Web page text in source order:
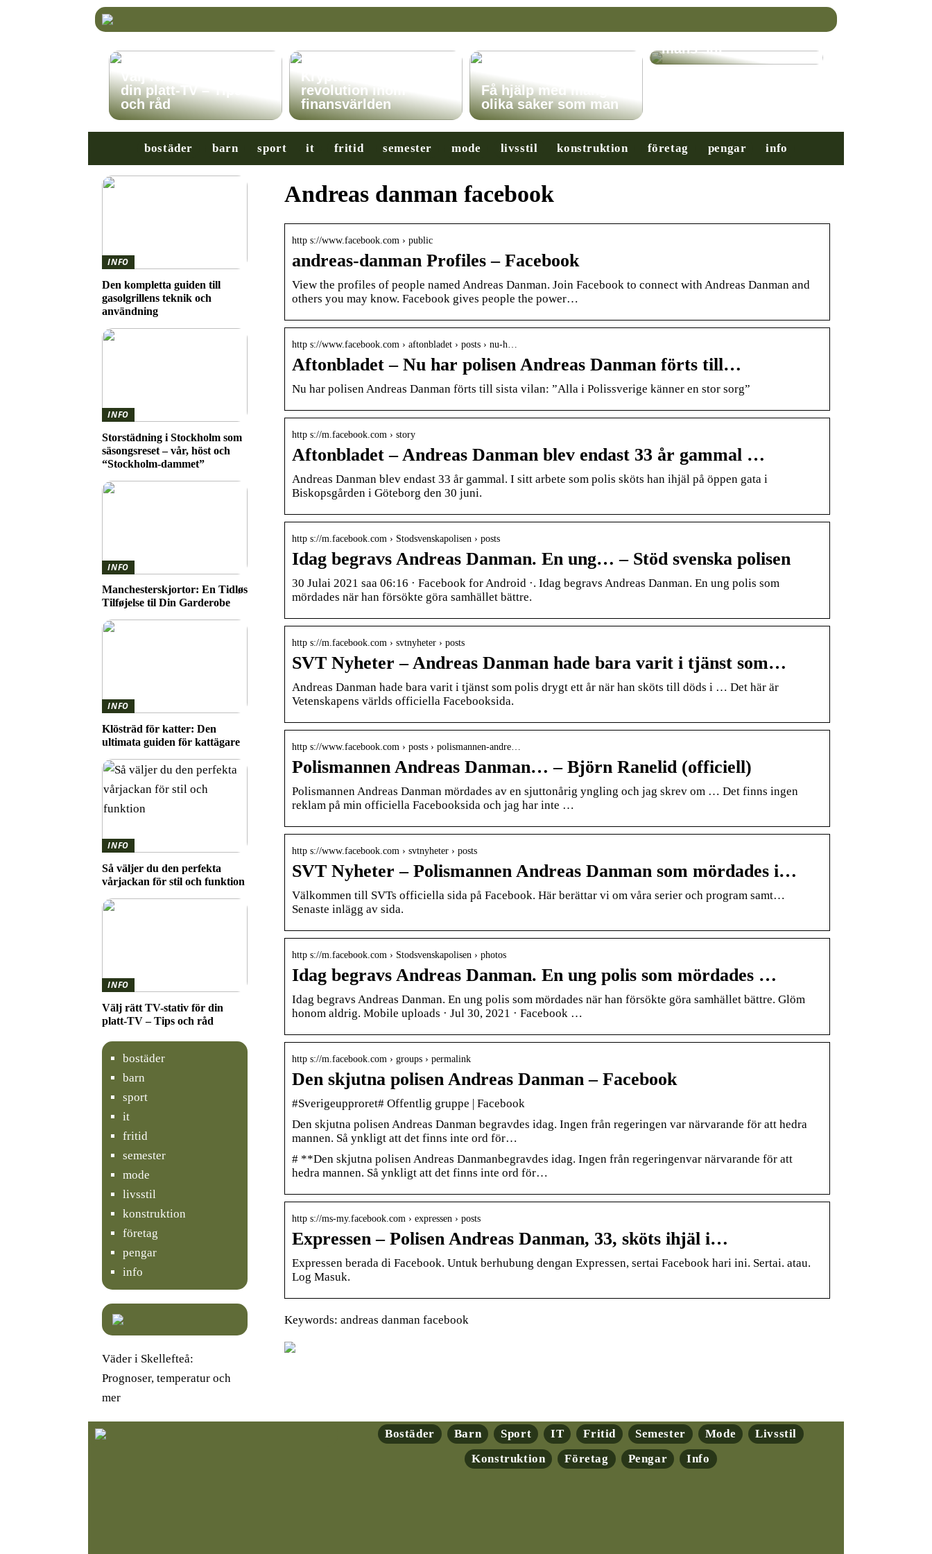
Välj rätt TV-stativ för
din platt-TV – Tips
och råd
Kryptovalutor: En
revolution inom
finansvärlden
Få hjälp med många
olika saker som man
Nybörjarguiden till
mäns stil
bostäder barn sport it fritid semester mode livsstil konstruktion företag pengar info
Andreas danman facebook
http s://www.facebook.com › public
andreas-danman Profiles – Facebook
View the profiles of people named Andreas Danman. Join Facebook to connect with Andreas Danman and
others you may know. Facebook gives people the power…
http s://www.facebook.com › aftonbladet › posts › nu-h…
Aftonbladet – Nu har polisen Andreas Danman förts till…
Nu har polisen Andreas Danman förts till sista vilan: ”Alla i Polissverige känner en stor sorg”
http s://m.facebook.com › story
Aftonbladet – Andreas Danman blev endast 33 år gammal …
Andreas Danman blev endast 33 år gammal. I sitt arbete som polis sköts han ihjäl på öppen gata i
Biskopsgården i Göteborg den 30 juni.
http s://m.facebook.com › Stodsvenskapolisen › posts
Idag begravs Andreas Danman. En ung… – Stöd svenska polisen
30 Julai 2021 saa 06:16 · Facebook for Android ·. Idag begravs Andreas Danman. En ung polis som
mördades när han försökte göra samhället bättre.
http s://m.facebook.com › svtnyheter › posts
SVT Nyheter – Andreas Danman hade bara varit i tjänst som…
Andreas Danman hade bara varit i tjänst som polis drygt ett år när han sköts till döds i … Det här är
Vetenskapens världs officiella Facebooksida.
http s://www.facebook.com › posts › polismannen-andre…
Polismannen Andreas Danman… – Björn Ranelid (officiell)
Polismannen Andreas Danman mördades av en sjuttonårig yngling och jag skrev om … Det finns ingen
reklam på min officiella Facebooksida och jag har inte …
http s://www.facebook.com › svtnyheter › posts
SVT Nyheter – Polismannen Andreas Danman som mördades i…
Välkommen till SVTs officiella sida på Facebook. Här berättar vi om våra serier och program samt…
Senaste inlägg av sida.
http s://m.facebook.com › Stodsvenskapolisen › photos
Idag begravs Andreas Danman. En ung polis som mördades …
Idag begravs Andreas Danman. En ung polis som mördades när han försökte göra samhället bättre. Glöm
honom aldrig. Mobile uploads · Jul 30, 2021 · Facebook …
http s://m.facebook.com › groups › permalink
Den skjutna polisen Andreas Danman – Facebook
#Sverigeupproret# Offentlig gruppe | Facebook
Den skjutna polisen Andreas Danman begravdes idag. Ingen från regeringen var närvarande för att hedra
mannen. Så ynkligt att det finns inte ord för…
# **Den skjutna polisen Andreas Danmanbegravdes idag. Ingen från regeringenvar närvarande för att
hedra mannen. Så ynkligt att det finns inte ord för…
http s://ms-my.facebook.com › expressen › posts
Expressen – Polisen Andreas Danman, 33, sköts ihjäl i…
Expressen berada di Facebook. Untuk berhubung dengan Expressen, sertai Facebook hari ini. Sertai. atau.
Log Masuk.
Keywords: andreas danman facebook
INFO
Den kompletta guiden till
gasolgrillens teknik och
användning
INFO
Storstädning i Stockholm som
säsongsreset – vår, höst och
“Stockholm-dammet”
INFO
Manchesterskjortor: En Tidløs
Tilføjelse til Din Garderobe
INFO
Klösträd för katter: Den
ultimata guiden för kattägare
INFO
Så väljer du den perfekta
vårjackan för stil och funktion
INFO
Välj rätt TV-stativ för din
platt-TV – Tips och råd
bostäder
barn
sport
it
fritid
semester
mode
livsstil
konstruktion
företag
pengar
info
Väder i Skellefteå:
Prognoser, temperatur och
mer
Bostäder Barn Sport IT Fritid Semester Mode
Livsstil
Konstruktion
Företag Pengar Info